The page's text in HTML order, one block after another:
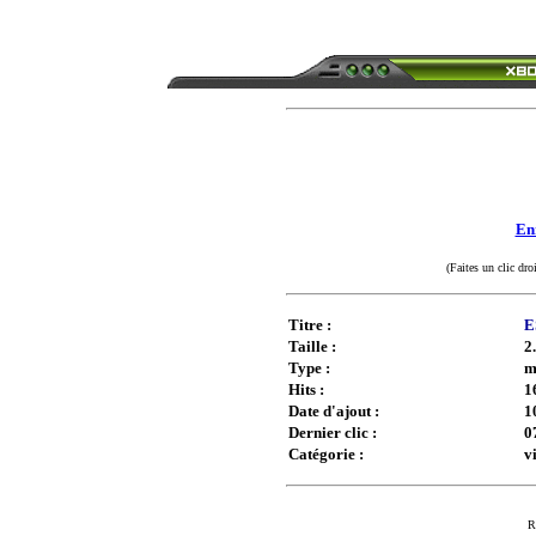
(Faites un clic
Titre :
Taille :
Type :
Hits :
Date d'ajout :
Dernier clic :
Catégorie :